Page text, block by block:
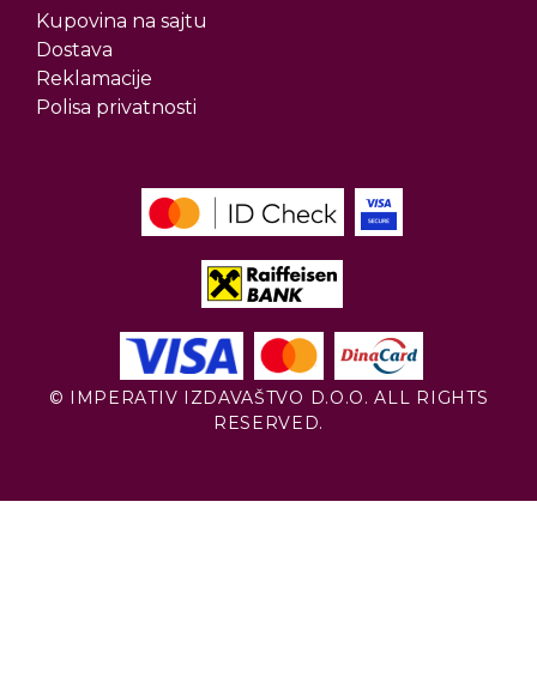
Kupovina na sajtu
Dostava
Reklamacije
Polisa privatnosti
© IMPERATIV IZDAVAŠTVO D.O.O. ALL RIGHTS
RESERVED.